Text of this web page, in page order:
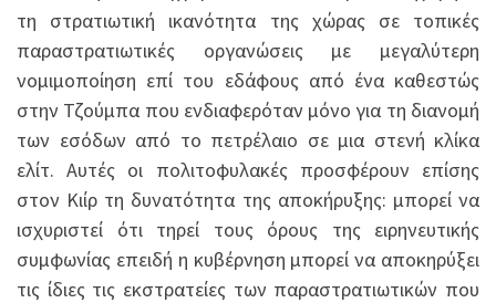
τη στρατιωτική ικανότητα της χώρας σε τοπικές
παραστρατιωτικές οργανώσεις με μεγαλύτερη
νομιμοποίηση επί του εδάφους από ένα καθεστώς
στην Τζούμπα που ενδιαφερόταν μόνο για τη διανομή
των εσόδων από το πετρέλαιο σε μια στενή κλίκα
ελίτ. Αυτές οι πολιτοφυλακές προσφέρουν επίσης
στον Κιίρ τη δυνατότητα της αποκήρυξης: μπορεί να
ισχυριστεί ότι τηρεί τους όρους της ειρηνευτικής
συμφωνίας επειδή η κυβέρνηση μπορεί να αποκηρύξει
τις ίδιες τις εκστρατείες των παραστρατιωτικών που